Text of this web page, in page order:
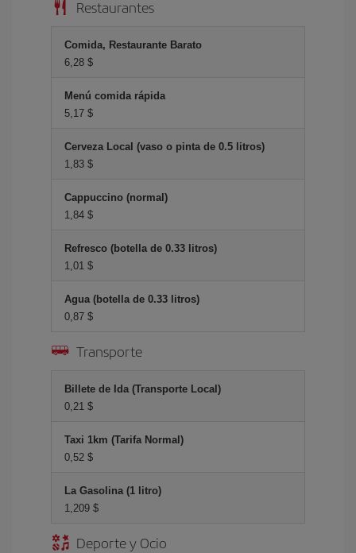
Restaurantes
Comida, Restaurante Barato
6,28 $
Menú comida rápida
5,17 $
Cerveza Local (vaso o pinta de 0.5 litros)
1,83 $
Cappuccino (normal)
1,84 $
Refresco (botella de 0.33 litros)
1,01 $
Agua (botella de 0.33 litros)
0,87 $
Transporte
Billete de Ida (Transporte Local)
0,21 $
Taxi 1km (Tarifa Normal)
0,52 $
La Gasolina (1 litro)
1,209 $
Deporte y Ocio